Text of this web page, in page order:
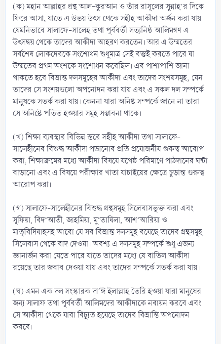
(ক) মহান আল্লাহর গ্রন্থ আল-কুরআন ও তাঁর রাসূলের সুন্নাহ’র দিকে
ফিরে আসা, যাতে এ উভয় উৎস থেকে সহীহ আকীদা অর্জন করা যায়
যেমনিভাবে সালাফে-সালেহ তথা পূর্ববর্তী সত্যনিষ্ঠ আলিমগণ এ
উৎসদ্বয় থেকে তাদের আকীদা আহরণ করতেন। আর এ উম্মতের
সর্বশেষ লোকদেরকে সংশোধন শুধুমাত্র সেই বস্তুই করতে পারে যা
উম্মতের প্রথম অংশকে সংশোধন করেছিল। এর পাশাপাশি জানা
থাকতে হবে বিভ্রান্ত দলসমূহের আকীদা এবং তাদের সংশয়সমূহ, যেন
তাদের সে সংশয়গুলো অপনোদন করা যায় এবং এ সকল দল সম্পর্কে
মানুষকে সতর্ক করা যায়। কেননা যারা অনিষ্ট সম্পর্কে জানে না তারা
সে অনিষ্টে পতিত হওয়ার সমূহ সম্ভাবনা থাকে।
(খ) শিক্ষা ব্যবস্থার বিভিন্ন স্তরে সহীহ আকীদা তথা সালাফে-
সালেহীনের বিশুদ্ধ আকীদা পড়ানোর প্রতি প্রয়োজনীয় গুরুত্ব আরোপ
করা, শিক্ষাক্রমের মধ্যে আকীদা বিষয়ে যথেষ্ঠ পরিমাণে পাঠদানের ঘন্টা
বাড়ানো এবং এ বিষয়ে পরীক্ষার খাতা যাচাইয়ের ক্ষেত্রে চুড়ান্ত গুরুত্ব
আরোপ করা।
(গ) সালাফে-সালেহীনের বিশুদ্ধ গ্রন্থসমূহ সিলেবাসভূক্ত করা এবং
সূফিয়া, বিদ‘আতী, জাহমিয়া, মু‘তাযিলা, আশ‘আরিয়া ও
মাতুরিদিয়াহসহ আরো যে সব বিভ্রান্ত দলসমূহ রয়েছে তাদের গ্রন্থসমূহ
সিলেবাস থেকে বাদ দেওয়া। অবশ্য এ দলসমূহ সম্পর্কে শুধু এজন্য
জ্ঞানার্জন করা যেতে পারে যাতে তাদের মধ্যে যে বাতিল আকীদা
রয়েছে তার জবাব দেওয়া যায় এবং তাদের সম্পর্কে সতর্ক করা যায়।
(ঘ) এমন এক দল সংস্কারক দা‘ঈ ইলাল্লাহ তৈরি হওয়া যারা মানুষের
জন্য সালাফ তথা পূর্ববর্তী আলিমদের আকীদাকে নবায়ন করবে এবং
সে আকীদা থেকে যারা বিচ্যূত হয়েছে তাদের বিভ্রান্তি অপনোদন
করবে।